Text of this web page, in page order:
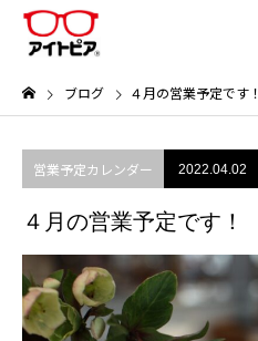
ブログ ４月の営業予定です！
営業予定カレンダー 2022.04.02
４月の営業予定です！